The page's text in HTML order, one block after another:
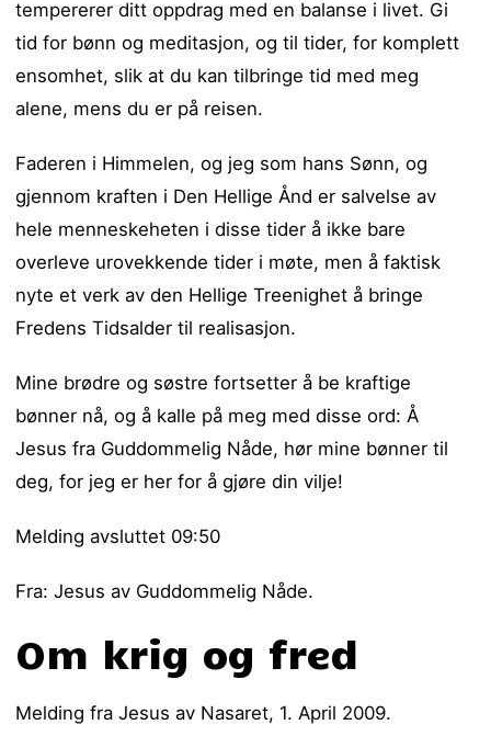
tempererer ditt oppdrag med en balanse i livet. Gi
tid for bønn og meditasjon, og til tider, for komplett
ensomhet, slik at du kan tilbringe tid med meg
alene, mens du er på reisen.
Faderen i Himmelen, og jeg som hans Sønn, og
gjennom kraften i Den Hellige Ånd er salvelse av
hele menneskeheten i disse tider å ikke bare
overleve urovekkende tider i møte, men å faktisk
nyte et verk av den Hellige Treenighet å bringe
Fredens Tidsalder til realisasjon.
Mine brødre og søstre fortsetter å be kraftige
bønner nå, og å kalle på meg med disse ord: Å
Jesus fra Guddommelig Nåde, hør mine bønner til
deg, for jeg er her for å gjøre din vilje!
Melding avsluttet 09:50
Fra: Jesus av Guddommelig Nåde.
Om krig og fred
Melding fra Jesus av Nasaret, 1. April 2009.